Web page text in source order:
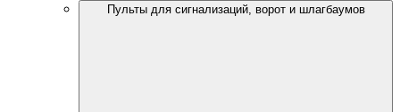
Пульты для сигнализаций, ворот и шлагбаумов